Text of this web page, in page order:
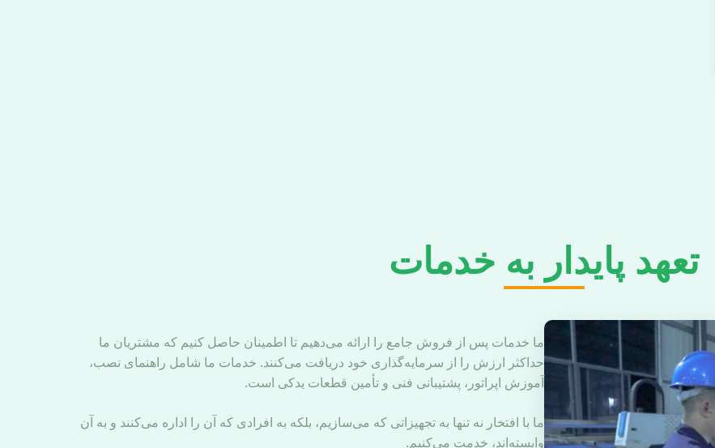
تعهد پایدار به خدمات
ما خدمات پس از فروش جامع را ارائه می‌دهیم تا اطمینان حاصل کنیم که مشتریان ما
حداکثر ارزش را از سرمایه‌گذاری خود دریافت می‌کنند. خدمات ما شامل راهنمای نصب،
آموزش اپراتور، پشتیبانی فنی و تأمین قطعات یدکی است.
ما با افتخار نه تنها به تجهیزاتی که می‌سازیم، بلکه به افرادی که آن را اداره می‌کنند و به آن
وابسته‌اند، خدمت می‌کنیم.